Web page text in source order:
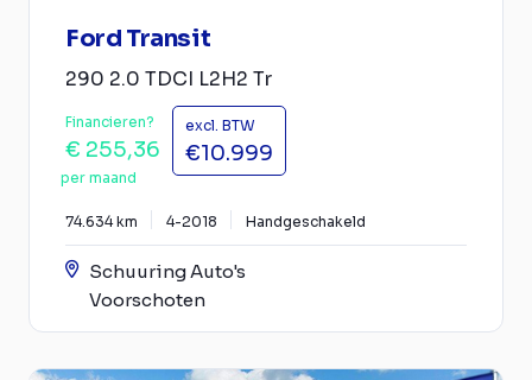
Ford Transit
290 2.0 TDCI L2H2 Tr
Financieren?
€ 255,36
per maand
excl. BTW
€10.999
74.634 km 4-2018 Handgeschakeld
Schuuring Auto's
Voorschoten